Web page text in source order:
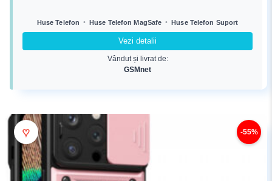
a
fost:
168,99 lei.
este:
114,99 lei.
Huse Telefon • Huse Telefon MagSafe • Huse Telefon Suport
Vezi detalii
Vândut și livrat de:
GSMnet
♥ -55%